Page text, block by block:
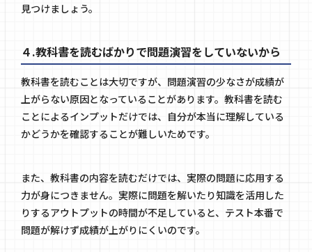
見つけましょう。
４.教科書を読むばかりで問題演習をしていないから
教科書を読むことは大切ですが、問題演習の少なさが成績が
上がらない原因となっていることがあります。教科書を読む
ことによるインプットだけでは、自分が本当に理解している
かどうかを確認することが難しいためです。
また、教科書の内容を読むだけでは、実際の問題に応用する
力が身につきません。実際に問題を解いたり知識を活用した
りするアウトプットの時間が不足していると、テスト本番で
問題が解けず成績が上がりにくいのです。